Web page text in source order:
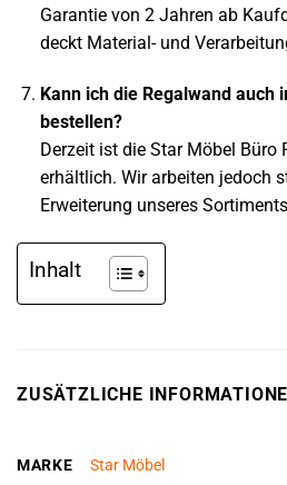
Garantie von 2 Jahren ab
deckt Material- und
Kann ich die Regalwand auch
bestellen?
Derzeit ist die Star Möbel Büro
erhältlich. Wir arbeiten jedoch
Erweiterung unseres
Inhalt
ZUSÄTZLICHE
MARKE Star Möbel